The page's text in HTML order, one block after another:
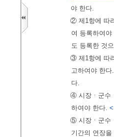
야 한다.
② 제1항에 따
여 등록하여
도 등록한 것
③ 제1항에 따
고하여야 한
다.
④ 시장ㆍ군수
하여야 한다.
⑤ 시장ㆍ군수
기간의 연장